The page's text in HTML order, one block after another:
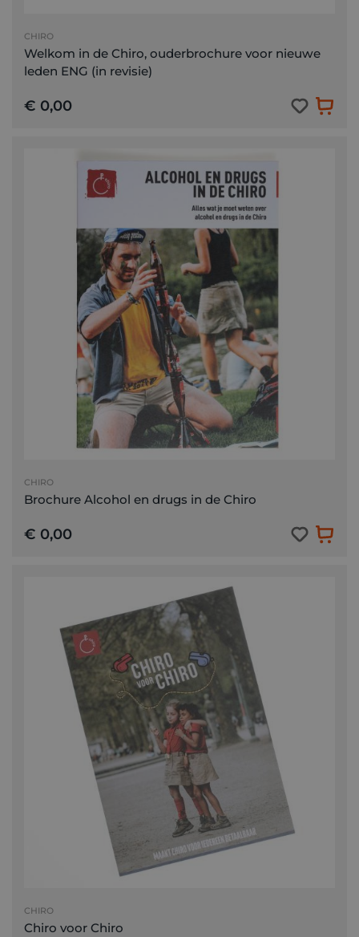
CHIRO
Welkom in de Chiro, ouderbrochure voor nieuwe
leden ENG (in revisie)
€ 0,00
CHIRO
Brochure Alcohol en drugs in de Chiro
€ 0,00
CHIRO
Chiro voor Chiro